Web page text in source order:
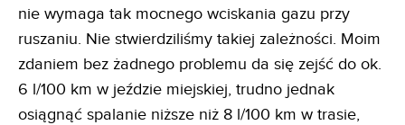
nie wymaga tak mocnego wciskania gazu przy
ruszaniu. Nie stwierdziliśmy takiej zależności. Moim
zdaniem bez żadnego problemu da się zejść do ok.
6 l/100 km w jeździe miejskiej, trudno jednak
osiągnąć spalanie niższe niż 8 l/100 km w trasie,